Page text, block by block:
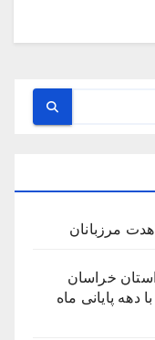
مرزبانان
استان خراسان
پایانی ماه